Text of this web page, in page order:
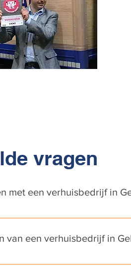
met een verhuisbedrijf in
die meeste mensen slechts
je er dan zeker van dat jouw
van een verhuisbedrijf in
in geldrop zijn
vragen